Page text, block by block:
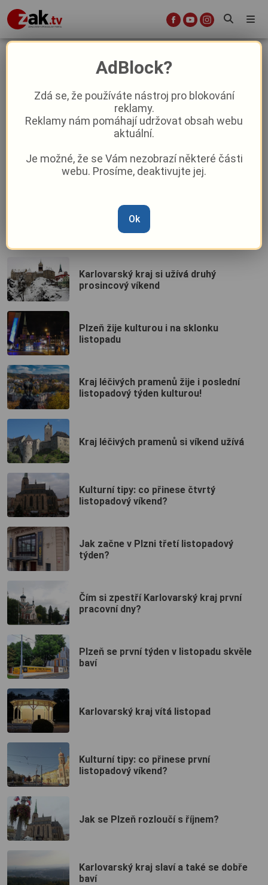
komentované prohlídky
Co si naše město připravilo na první
lednový týden?
Kulturní tipy: co přinese třetí
prosincový víkend?
Karlovarský kraj žije i třetí týden v
prosinci kulturou
Karlovarský kraj si užívá druhý
prosincový víkend
Plzeň žije kulturou i na sklonku
listopadu
Kraj léčivých pramenů žije i poslední
listopadový týden kulturou!
Kraj léčivých pramenů si víkend užívá
Kulturní tipy: co přinese čtvrtý
listopadový víkend?
Jak začne v Plzni třetí listopadový
týden?
Čím si zpestří Karlovarský kraj první
pracovní dny?
Plzeň se první týden v listopadu skvěle
baví
Karlovarský kraj vítá listopad
Kulturní tipy: co přinese první
listopadový víkend?
Jak se Plzeň rozloučí s říjnem?
Karlovarský kraj slaví a také se dobře
baví
AdBlock?
Zdá se, že používáte nástroj pro blokování
reklamy.
Reklamy nám pomáhají udržovat obsah webu
aktuální.
Je možné, že se Vám nezobrazí některé části
webu. Prosíme, deaktivujte jej.
Ok